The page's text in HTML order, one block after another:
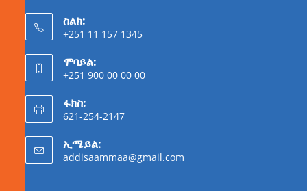
ስልክ:
+251 11 157 1345
ሞባይል:
+251 900 00 00 00
ፋክስ:
621-254-2147
ኢሜይል:
addisaammaa@gmail.com